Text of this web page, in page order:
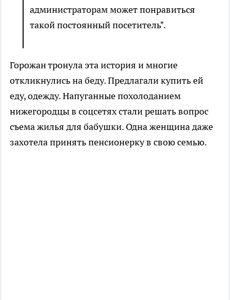
администраторам может понравиться
такой постоянный посетитель".
Горожан тронула эта история и многие
откликнулись на беду. Предлагали купить ей
еду, одежду. Напуганные похолоданием
нижегородцы в соцсетях стали решать вопрос
съема жилья для бабушки. Одна женщина даже
захотела принять пенсионерку в свою семью.